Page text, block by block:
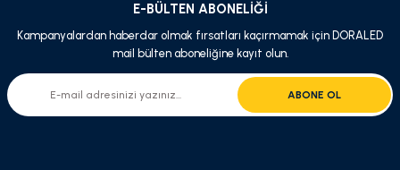
E-BÜLTEN ABONELİĞİ
Kampanyalardan haberdar olmak fırsatları kaçırmamak için DORALED
mail bülten aboneliğine kayıt olun.
ABONE OL